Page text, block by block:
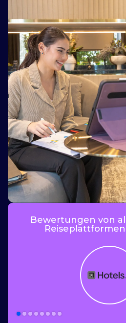
i
Bewertungen von